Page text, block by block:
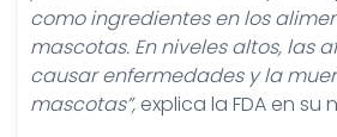
como ingredientes en los
mascotas. En niveles altos, las
causar enfermedades y la
mascotas”, explica la FDA en su